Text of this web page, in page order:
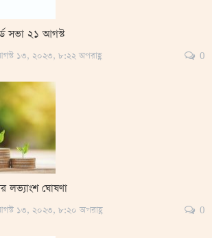
সভা ২১ আগস্ট
১৩, ২০২৩, ৮:২২ অপরাহ্ণ 0
লভ্যাংশ ঘোষণা
১৩, ২০২৩, ৮:২০ অপরাহ্ণ 0